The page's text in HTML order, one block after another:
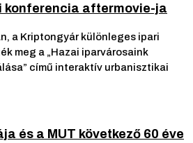
konferencia aftermovie-ja
a Kriptongyár különleges ipari
meg a „Hazai iparvárosaink
című interaktív urbanisztikai
és a MUT következő 60 éve